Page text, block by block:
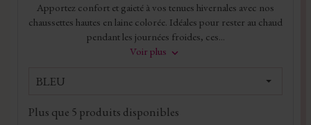
Apportez confort et gaieté à vos tenues hivernales avec nos
chaussettes hautes en laine colorée. Idéales pour rester au chaud
pendant les journées froides, ces...
Voir plus
BLEU
Plus que 5 produits disponibles